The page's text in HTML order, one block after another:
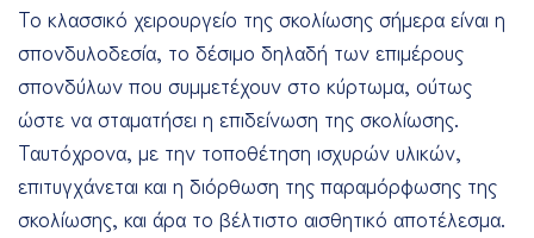
Το κλασσικό χειρουργείο της σκολίωσης σήμερα είναι η
σπονδυλοδεσία, το δέσιμο δηλαδή των επιμέρους
σπονδύλων που συμμετέχουν στο κύρτωμα, ούτως
ώστε να σταματήσει η επιδείνωση της σκολίωσης.
Ταυτόχρονα, με την τοποθέτηση ισχυρών υλικών,
επιτυγχάνεται και η διόρθωση της παραμόρφωσης της
σκολίωσης, και άρα το βέλτιστο αισθητικό αποτέλεσμα.